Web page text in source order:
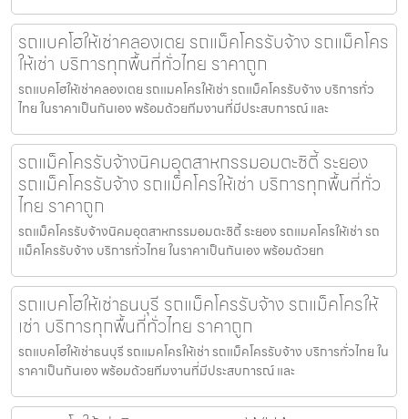
รถแบคโฮให้เช่าคลองเตย รถแม็คโครรับจ้าง รถแม็คโคร
ให้เช่า บริการทุกพื้นที่ทั่วไทย ราคาถูก
รถแบคโฮให้เช่าคลองเตย รถแมคโครให้เช่า รถแม็คโครรับจ้าง บริการทั่ว
ไทย ในราคาเป็นกันเอง พร้อมด้วยทีมงานที่มีประสบการณ์ และ
รถแม็คโครรับจ้างนิคมอุตสาหกรรมอมตะซิตี้ ระยอง
รถแม็คโครรับจ้าง รถแม็คโครให้เช่า บริการทุกพื้นที่ทั่ว
ไทย ราคาถูก
รถแม็คโครรับจ้างนิคมอุตสาหกรรมอมตะซิตี้ ระยอง รถแมคโครให้เช่า รถ
แม็คโครรับจ้าง บริการทั่วไทย ในราคาเป็นกันเอง พร้อมด้วยท
รถแบคโฮให้เช่าธนบุรี รถแม็คโครรับจ้าง รถแม็คโครให้
เช่า บริการทุกพื้นที่ทั่วไทย ราคาถูก
รถแบคโฮให้เช่าธนบุรี รถแมคโครให้เช่า รถแม็คโครรับจ้าง บริการทั่วไทย ใน
ราคาเป็นกันเอง พร้อมด้วยทีมงานที่มีประสบการณ์ และ